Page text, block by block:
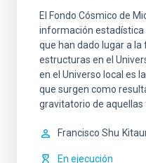
El Fondo Cósmico de
información estadística
que han dado lugar a
estructuras en el
en el Universo local es
que surgen como
gravitatorio de
Francisco Shu
En ejecución